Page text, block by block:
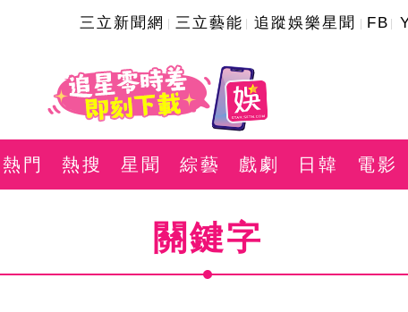
三立新聞網 三立藝能 追蹤娛樂星聞 FB
熱門 熱搜 星聞 綜藝 戲劇 日韓 電影
關鍵字